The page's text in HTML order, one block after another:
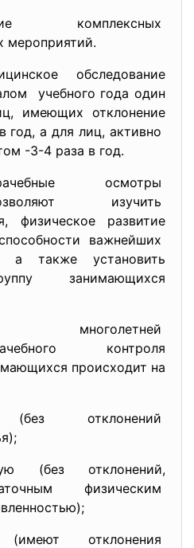
комплексных
мероприятий.
обследование
учебного года один
имеющих отклонение
год, а для лиц, активно
-3-4 раза в год.
осмотры
изучить
физическое развитие
важнейших
а также установить
занимающихся
многолетней
контроля
происходит на
отклонений
(без отклонений,
физическим
;
отклонения